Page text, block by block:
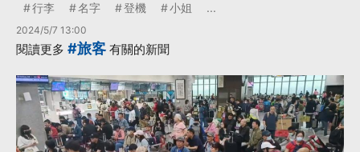
行李 名字 登機 小姐 ...
2024/5/7 13:00
閱讀更多 #旅客 有關的新聞